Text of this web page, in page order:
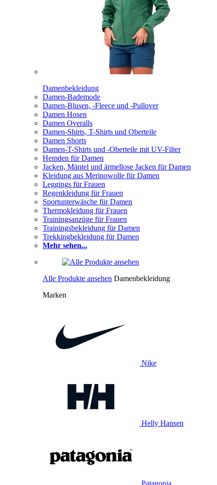
Damenbekleidung
Damen-Bademode
Damen-Blusen, -Fleece und -Pullover
Damen Hosen
Damen Overalls
Damen-Shirts, T-Shirts und Oberteile
Damen Shorts
Damen-T-Shirts und -Oberteile mit UV-Filter
Hemden für Damen
Jacken, Mäntel und ärmellose Jacken für Damen
Kleidung aus Merinowolle für Damen
Leggings für Frauen
Regenkleidung für Frauen
Sportunterwäsche für Damen
Thermokleidung für Frauen
Trainingsanzüge für Frauen
Trainingsbekleidung für Damen
Trekkingbekleidung für Damen
Mehr sehen...
Alle Produkte ansehen Damenbekleidung
Marken
Nike
Helly Hansen
Patagonia